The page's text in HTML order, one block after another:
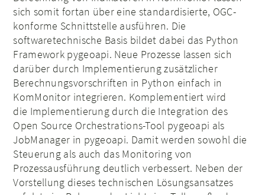
sich somit fortan über eine standardisierte, OGC-
konforme Schnittstelle ausführen. Die
softwaretechnische Basis bildet dabei das Python
Framework pygeoapi. Neue Prozesse lassen sich
darüber durch Implementierung zusätzlicher
Berechnungsvorschriften in Python einfach in
KomMonitor integrieren. Komplementiert wird
die Implementierung durch die Integration des
Open Source Orchestrations-Tool pygeoapi als
JobManager in pygeoapi. Damit werden sowohl die
Steuerung als auch das Monitoring von
Prozessausführung deutlich verbessert. Neben der
Vorstellung dieses technischen Lösungsansatzes